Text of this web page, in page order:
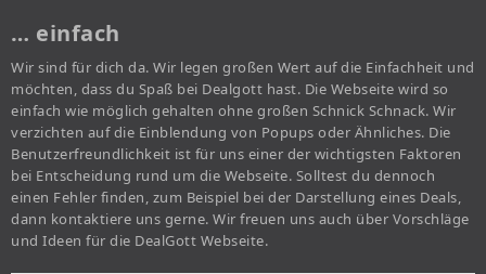
… einfach
Wir sind für dich da. Wir legen großen Wert auf die Einfachheit und
möchten, dass du Spaß bei Dealgott hast. Die Webseite wird so
einfach wie möglich gehalten ohne großen Schnick Schnack. Wir
verzichten auf die Einblendung von Popups oder Ähnliches. Die
Benutzerfreundlichkeit ist für uns einer der wichtigsten Faktoren
bei Entscheidung rund um die Webseite. Solltest du dennoch
einen Fehler finden, zum Beispiel bei der Darstellung eines Deals,
dann kontaktiere uns gerne. Wir freuen uns auch über Vorschläge
und Ideen für die DealGott Webseite.